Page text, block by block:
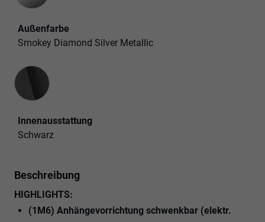
Außenfarbe
Smokey Diamond Silver Metallic
Innenausstattung
Innenausstattung
Schwarz
Beschreibung
HIGHLIGHTS:
(1M6) Anhängevorrichtung schwenkbar (elektr.